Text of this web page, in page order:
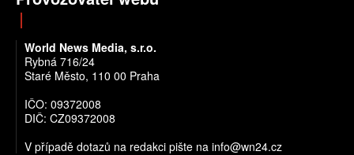
World News Media, s.r.o.
Rybná 716/24
Staré Město, 110 00 Praha
IČO: 09372008
DIČ: CZ09372008
V případě dotazů na redakci pište na info@wn24.cz